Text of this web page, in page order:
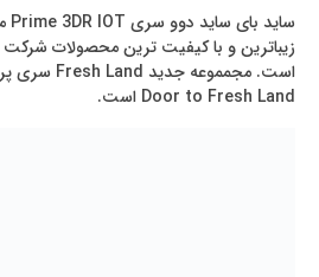
ساید بای ساید دوو سری Prime 3DR IOT مدل
زیباترین و با کیفیت ترین محصولات شرکت
Door to Fresh Land است.